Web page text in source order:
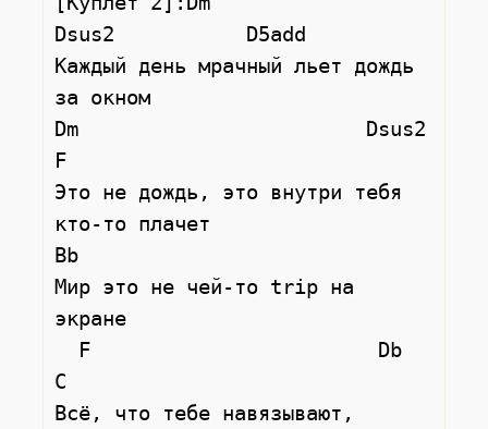
Dsus2           D5add
Каждый день мрачный льет дождь
за окном
Dm                        Dsus2
F
Это не дождь, это внутри тебя
кто-то плачет
Bb
Мир это не чей-то trip на
экране
C
Всё, что тебе навязывают,